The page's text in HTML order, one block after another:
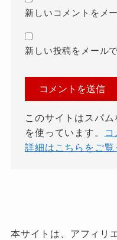
新しいコメントをメ
新しい投稿をメール
このサイトはスパ
を使っています。
詳細はこちらをご覧
本サイトは、アフィリ